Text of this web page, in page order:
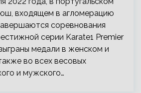
входящем в агломерацию
соревнования
серии Karate1 Premier
медали в женском и
во всех весовых
и мужского…